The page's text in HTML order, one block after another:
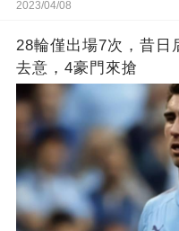
2023/04/08
28輪僅出場7次，昔日
去意，4豪門來搶